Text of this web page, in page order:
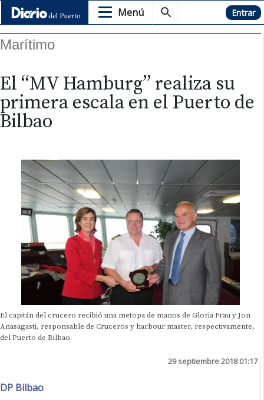
Menú Hemeroteca Entrar
Marítimo
El “MV Hamburg” realiza su
primera escala en el Puerto de
Bilbao
El capitán del crucero recibió una metopa de manos de Gloria Frau y Jon
Anasagasti, responsable de Cruceros y harbour master, respectivamente,
del Puerto de Bilbao.
29 septiembre 2018 01:17
DP Bilbao